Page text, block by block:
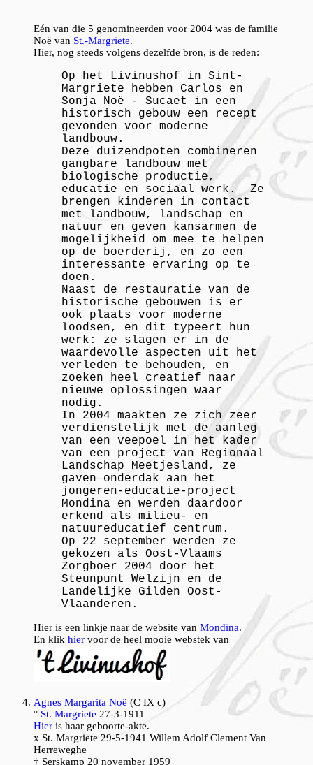
Eén van die 5 genomineerden voor 2004 was de familie
Noë van St.-Margriete.
Hier, nog steeds volgens dezelfde bron, is de reden:
Op het Livinushof in Sint-
Margriete hebben Carlos en
Sonja Noë - Sucaet in een
historisch gebouw een recept
gevonden voor moderne
landbouw.
Deze duizendpoten combineren
gangbare landbouw met
biologische productie,
educatie en sociaal werk. Ze
brengen kinderen in contact
met landbouw, landschap en
natuur en geven kansarmen de
mogelijkheid om mee te helpen
op de boerderij, en zo een
interessante ervaring op te
doen.
Naast de restauratie van de
historische gebouwen is er
ook plaats voor moderne
loodsen, en dit typeert hun
werk: ze slagen er in de
waardevolle aspecten uit het
verleden te behouden, en
zoeken heel creatief naar
nieuwe oplossingen waar
nodig.
In 2004 maakten ze zich zeer
verdienstelijk met de aanleg
van een veepoel in het kader
van een project van Regionaal
Landschap Meetjesland, ze
gaven onderdak aan het
jongeren-educatie-project
Mondina en werden daardoor
erkend als milieu- en
natuureducatief centrum.
Op 22 september werden ze
gekozen als Oost-Vlaams
Zorgboer 2004 door het
Steunpunt Welzijn en de
Landelijke Gilden Oost-
Vlaanderen.
Hier is een linkje naar de website van Mondina.
En klik hier voor de heel mooie webstek van
Agnes Margarita Noë (C IX c)
° St. Margriete 27-3-1911
Hier is haar geboorte-akte.
x St. Margriete 29-5-1941 Willem Adolf Clement Van
Herreweghe
† Serskamp 20 november 1959